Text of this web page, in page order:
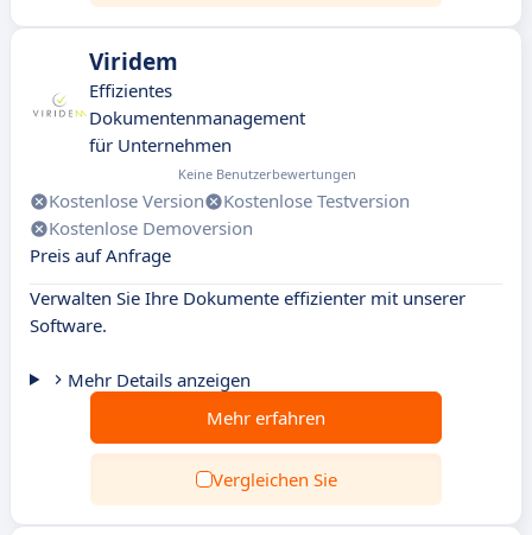
Viridem
Effizientes
Dokumentenmanagement
für Unternehmen
Keine Benutzerbewertungen
Kostenlose Version
Kostenlose Testversion
Kostenlose Demoversion
Preis auf Anfrage
Verwalten Sie Ihre Dokumente effizienter mit unserer
Software.
Mehr Details anzeigen
Mehr erfahren
Vergleichen Sie